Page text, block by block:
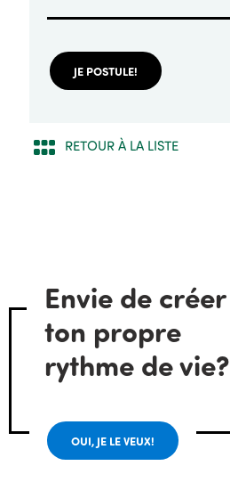
JE POSTULE!
RETOUR À LA LISTE
Envie de créer
ton propre
rythme de vie?
OUI, JE LE VEUX!